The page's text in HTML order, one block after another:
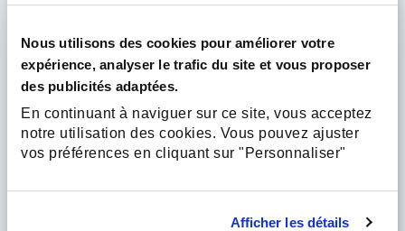
Nous utilisons des cookies pour améliorer votre
expérience, analyser le trafic du site et vous proposer
des publicités adaptées.
En continuant à naviguer sur ce site, vous acceptez
notre utilisation des cookies. Vous pouvez ajuster
vos préférences en cliquant sur "Personnaliser"
Afficher les détails
Les 6 erreurs (que tout le monde fait) qui
vous conduisent à l'épuisement
Découvrez comment ne plus JAMAIS les
faire
Retrouvez confiance et estime
reconstruire